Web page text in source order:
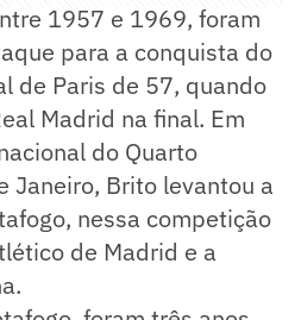
1957 e 1969, foram
para a conquista do
de Paris de 57, quando
Madrid na final. Em
do Quarto
Janeiro, Brito levantou a
nessa competição
de Madrid e a